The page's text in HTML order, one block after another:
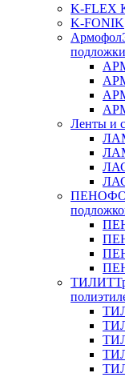
K-FLEX
K-FONIK
Армофол
подложки
Ленты и
ТИЛИТ